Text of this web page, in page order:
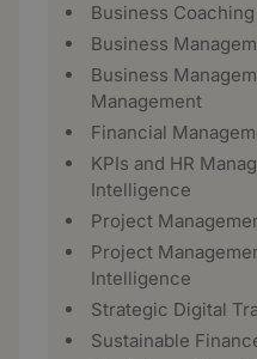
Business Coaching
Business
Business
Management
Financial
KPIs and HR
Intelligence
Project
Project
Intelligence
Strategic Digital
Sustainable